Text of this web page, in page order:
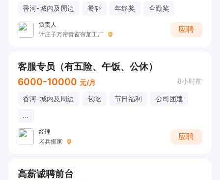
香河-城内及周边 餐补 年终奖 全勤奖
负责人
计庄子万帘青窗帘加工厂
应聘
客服专员（有五险、午饭、公休）
6000-10000 元/月 8小时前
香河-城内及周边 包吃 节日福利
公司团建
...
经理
老兵搬家
应聘
高薪诚聘前台